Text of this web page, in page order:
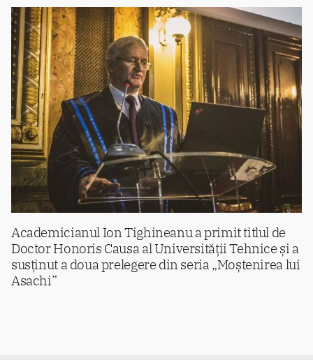
Academicianul Ion Tighineanu a primit titlul de
Doctor Honoris Causa al Universității Tehnice și a
susținut a doua prelegere din seria „Moștenirea lui
Asachi”